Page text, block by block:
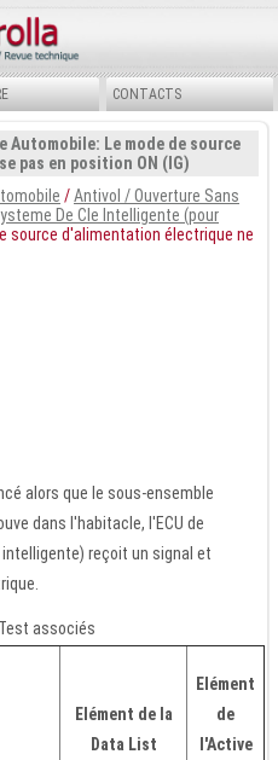
CONTACTS
Automobile: Le mode de source
pas en position ON (IG)
/Antivol / Ouverture Sans
De Cle Intelligente (pour
source d'alimentation électrique ne
alors que le sous-ensemble
dans l'habitacle, l'ECU de
reçoit un signal et
associés
Elément de la
Data List
Elément
de
l'Active